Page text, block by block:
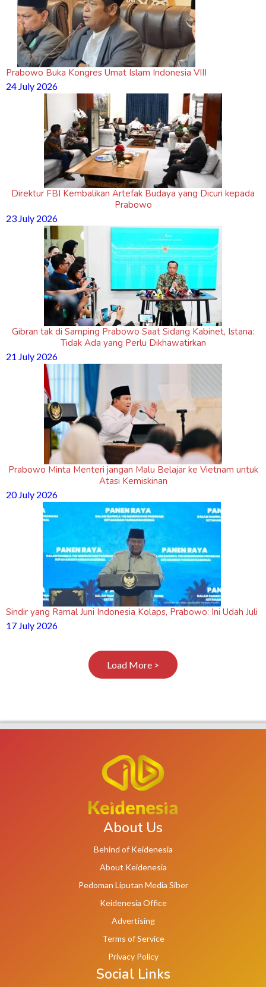
Prabowo Buka Kongres Umat Islam Indonesia VIII
24 July 2026
Direktur FBI Kembalikan Artefak Budaya yang Dicuri kepada
Prabowo
23 July 2026
Gibran tak di Samping Prabowo Saat Sidang Kabinet, Istana:
Tidak Ada yang Perlu Dikhawatirkan
21 July 2026
Prabowo Minta Menteri jangan Malu Belajar ke Vietnam untuk
Atasi Kemiskinan
20 July 2026
Sindir yang Ramal Juni Indonesia Kolaps, Prabowo: Ini Udah Juli
17 July 2026
Load More >
About Us
Behind of Keidenesia
About Keidenesia
Pedoman Liputan Media Siber
Keidenesia Office
Advertising
Terms of Service
Privacy Policy
Social Links